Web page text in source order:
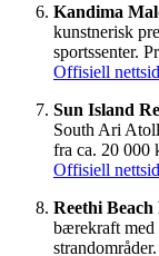
Kandima
kunstnerisk
sportssenter.
Offisiell
Sun Island
South Ari Atoll
fra ca. 20 000
Offisiell
Reethi Beach
bærekraft med